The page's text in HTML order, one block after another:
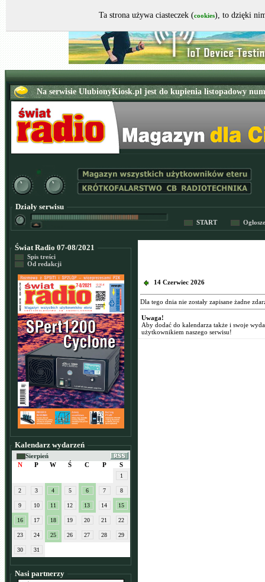
Działy serwisu
START
Świat Radio 07-08/2021
Spis treści
Od redakcji
Kalendarz wydarzeń
Sierpień
N
P W Ś C P S
1
2 3 4 5 6 7 8
9 10 11 12 13 14 15
16 17 18 19 20 21 22
23 24 25 26 27 28 29
30 31
Nasi partnerzy
14 Czerwiec 2026
Dla tego dnia nie zostały zapisane żadne
Uwaga!
Aby dodać do kalendarza także i swoje
użytkownikiem naszego serwisu!
Ta strona używa ciasteczek (cookies), to dzięki